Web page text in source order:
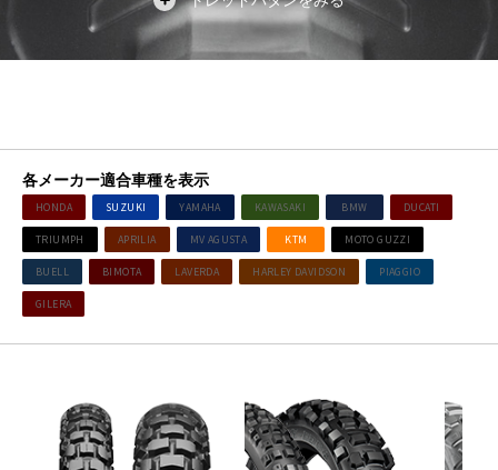
各メーカー適合車種を表示
HONDA SUZUKI YAMAHA KAWASAKI BMW DUCATI
TRIUMPH APRILIA MV AGUSTA KTM MOTO GUZZI
BUELL BIMOTA LAVERDA HARLEY DAVIDSON PIAGGIO
GILERA